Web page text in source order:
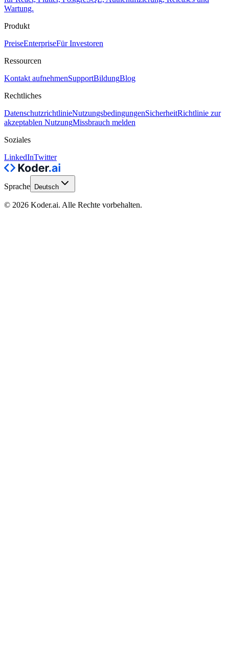
Wartung.
Produkt
PreiseEnterpriseFür Investoren
Ressourcen
Kontakt aufnehmenSupportBildungBlog
Rechtliches
DatenschutzrichtlinieNutzungsbedingungenSicherheitRichtlinie zur
akzeptablen NutzungMissbrauch melden
Soziales
LinkedInTwitter
Sprache Deutsch
© 2026 Koder.ai. Alle Rechte vorbehalten.